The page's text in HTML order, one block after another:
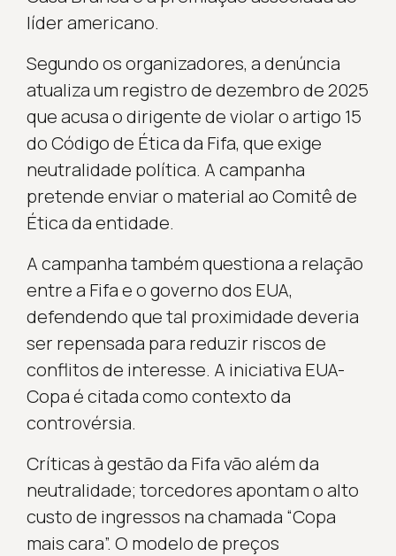
líder americano.
Segundo os organizadores, a denúncia
atualiza um registro de dezembro de 2025
que acusa o dirigente de violar o artigo 15
do Código de Ética da Fifa, que exige
neutralidade política. A campanha
pretende enviar o material ao Comitê de
Ética da entidade.
A campanha também questiona a relação
entre a Fifa e o governo dos EUA,
defendendo que tal proximidade deveria
ser repensada para reduzir riscos de
conflitos de interesse. A iniciativa EUA-
Copa é citada como contexto da
controvérsia.
Críticas à gestão da Fifa vão além da
neutralidade; torcedores apontam o alto
custo de ingressos na chamada “Copa
mais cara”. O modelo de preços